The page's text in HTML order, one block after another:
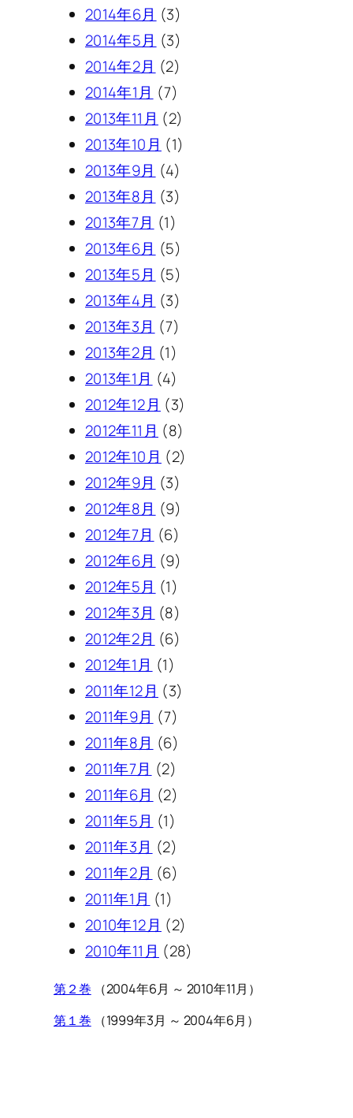
2014年6月 (3)
2014年5月 (3)
2014年2月 (2)
2014年1月 (7)
2013年11月 (2)
2013年10月 (1)
2013年9月 (4)
2013年8月 (3)
2013年7月 (1)
2013年6月 (5)
2013年5月 (5)
2013年4月 (3)
2013年3月 (7)
2013年2月 (1)
2013年1月 (4)
2012年12月 (3)
2012年11月 (8)
2012年10月 (2)
2012年9月 (3)
2012年8月 (9)
2012年7月 (6)
2012年6月 (9)
2012年5月 (1)
2012年3月 (8)
2012年2月 (6)
2012年1月 (1)
2011年12月 (3)
2011年9月 (7)
2011年8月 (6)
2011年7月 (2)
2011年6月 (2)
2011年5月 (1)
2011年3月 (2)
2011年2月 (6)
2011年1月 (1)
2010年12月 (2)
2010年11月 (28)
第２巻 （2004年6月 ～ 2010年11月）
第１巻 （1999年3月 ～ 2004年6月）